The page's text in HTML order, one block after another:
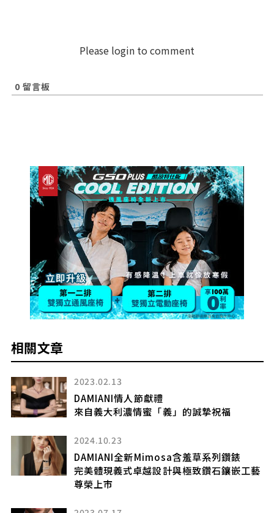
Please login to comment
0 留言板
相關文章
2023.02.13
DAMIANI情人節獻禮
來自義大利濃情蜜「義」的誠摯祝福
2024.10.23
DAMIANI全新Mimosa含羞草系列鑽錶
完美體現義式卓越設計與極致鑽石鑲嵌工藝
尊榮上市